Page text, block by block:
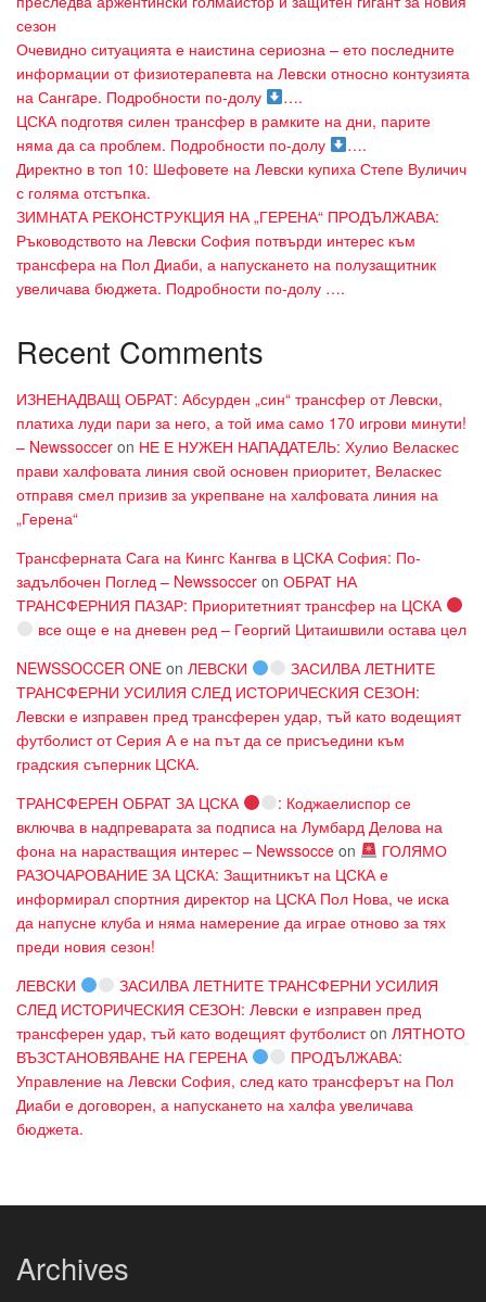
сезон
Очевидно ситуацията е наистина сериозна – ето последните
информации от физиотерапевта на Левски относно контузията
на Сангaре. Подробности по-долу
….
ЦСКА подготвя силен трансфер в рамките на дни, парите
няма да са проблем. Подробности по-долу
….
Директно в топ 10: Шефовете на Левски купиха Степе Вуличич
с голяма отстъпка.
ЗИМНАТА РЕКОНСТРУКЦИЯ НА „ГЕРЕНА“ ПРОДЪЛЖАВА:
Ръководството на Левски София потвърди интерес към
трансфера на Пол Диаби, а напускането на полузащитник
увеличава бюджета. Подробности по-долу ….
Recent Comments
ИЗНЕНАДВАЩ ОБРАТ: Абсурден „син“ трансфер от Левски,
платиха луди пари за него, а той има само 170 игрови минути!
– Newssoccer on НЕ Е НУЖЕН НАПАДАТЕЛЬ: Хулио Веласкес
прави халфовата линия свой основен приоритет, Веласкес
отправя смел призив за укрепване на халфовата линия на
„Герена“
Трансферната Сага на Кингс Кангва в ЦСКА София: По-
задълбочен Поглед – Newssoccer on ОБРАТ НА
ТРАНСФЕРНИЯ ПАЗАР: Приоритетният трансфер на ЦСКА
все още е на дневен ред – Георгий Цитаишвили остава цел
NEWSSOCCER ONE on ЛЕВСКИ
ЗАСИЛВА ЛЕТНИТЕ
ТРАНСФЕРНИ УСИЛИЯ СЛЕД ИСТОРИЧЕСКИЯ СЕЗОН:
Левски е изправен пред трансферен удар, тъй като водещият
футболист от Серия А е на път да се присъедини към
градския съперник ЦСКА.
ТРАНСФЕРЕН ОБРАТ ЗА ЦСКА
: Коджаелиспор се
включва в надпреварата за подписа на Лумбард Делова на
фона на нарастващия интерес – Newssocce on
ГОЛЯМО
РАЗОЧАРОВАНИЕ ЗА ЦСКА: Защитникът на ЦСКА е
информирал спортния директор на ЦСКА Пол Нова, че иска
да напусне клуба и няма намерение да играе отново за тях
преди новия сезон!
ЛЕВСКИ
ЗАСИЛВА ЛЕТНИТЕ ТРАНСФЕРНИ УСИЛИЯ
СЛЕД ИСТОРИЧЕСКИЯ СЕЗОН: Левски е изправен пред
трансферен удар, тъй като водещият футболистon ЛЯТНОТО
ВЪЗСТАНОВЯВАНЕ НА ГЕРЕНА
ПРОДЪЛЖАВА:
Управление на Левски София, след като трансферът на Пол
Диаби е договорен, а напускането на халфа увеличава
бюджета.
Archives